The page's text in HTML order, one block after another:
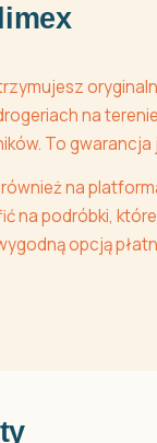
na
To gwarancja
na
na podróbki,
opcją